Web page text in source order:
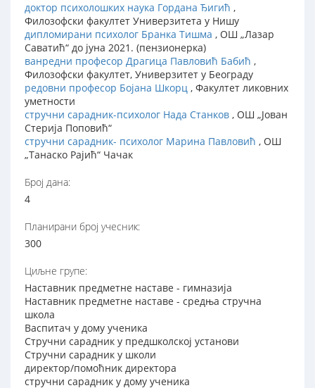
доктор психолошких наука Гордана Ђигић ,
Филозофски факултет Универзитета у Нишу
дипломирани психолог Бранка Тишма , ОШ „Лазар
Саватић“ до јуна 2021. (пензионерка)
ванредни професор Драгица Павловић Бабић ,
Филозофски факултет, Универзитет у Београду
редовни професор Бојана Шкорц , Факултет ликовних
уметности
стручни сарадник-психолог Нада Станков , ОШ „Јован
Стерија Поповић“
стручни сарадник- психолог Марина Павловић , ОШ
„Танаско Рајић“ Чачак
Број дана:
4
Планирани број учесник:
300
Циљне групе:
Наставник предметне наставе - гимназија
Наставник предметне наставе - средња стручна
школа
Васпитач у дому ученика
Стручни сарадник у предшколској установи
Стручни сарадник у школи
директор/помоћник директора
стручни сарадник у дому ученика